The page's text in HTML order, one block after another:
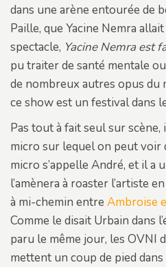
dans une arène entourée de
Paille, que Yacine Nemra
spectacle, Yacine Nemra est
pu traiter de santé mentale
de nombreux autres opus du
ce show est un festival dans
Pas tout à fait seul sur scène,
micro sur lequel on peut voir
micro s’appelle André, et il a
l’amènera à roaster l’artiste
à mi-chemin entre Ambroise
Comme le disait Urbain dans
paru le même jour, les OVNI
mettent un coup de pied